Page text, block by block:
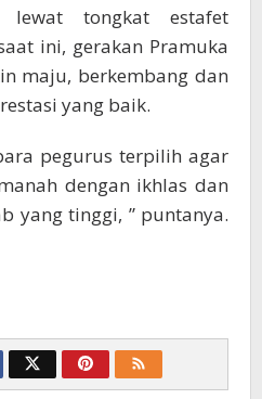
lewat tongkat estafet
ini, gerakan Pramuka
maju, berkembang dan
yang baik.
pegurus terpilih agar
dengan ikhlas dan
yang tinggi, ” puntanya.